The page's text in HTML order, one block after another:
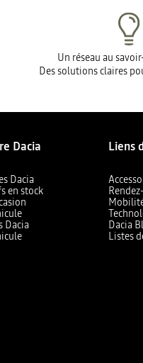
Un réseau au
Des solutions claires
Dacia
Dacia
en stock
Dacia
Liens
Dacia
Listes